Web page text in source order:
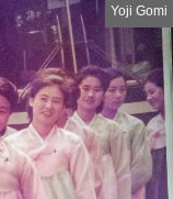
Yoji Gomi